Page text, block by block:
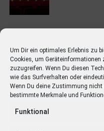
Um Dir ein optimales Erlebnis zu
Cookies, um
zuzugreifen. Wenn Du diesen
wie das Surfverhalten oder
Wenn Du deine Zustimmung
bestimmte Merkmale und
Funktional
STARS 4 years
Barbara
von